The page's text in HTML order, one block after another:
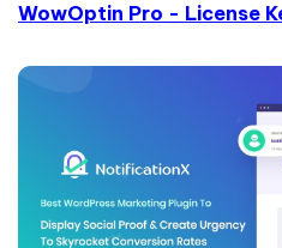
WowOptin Pro - License